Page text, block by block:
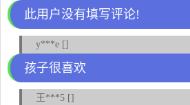
此用户没有填写评论!
y***e []
孩子很喜欢
王***5 []